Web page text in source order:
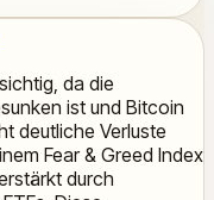
da die
ist und Bitcoin
deutliche Verluste
Fear & Greed Index
durch